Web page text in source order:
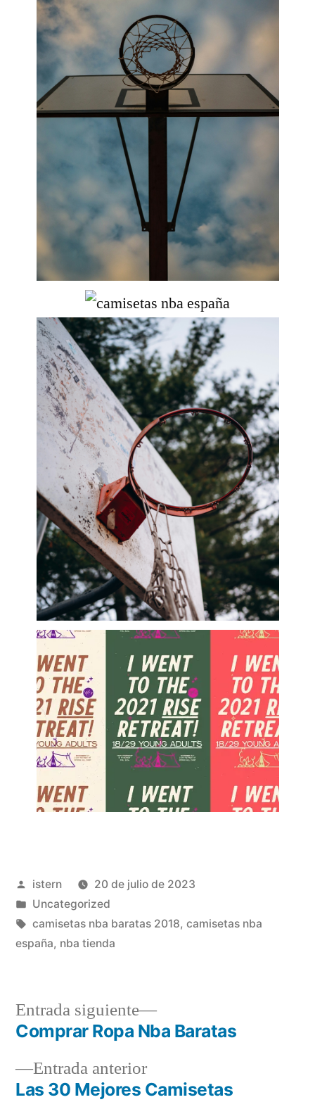
Publicado
por
istern
20 de julio de 2023
Publicado
en
Uncategorized
Etiquetas:
camisetas nba baratas 2018, camisetas nba
españa, nba tienda
Navegación
deEntrada anteriorEntrada
anterior:
Las 30 Mejores Camisetas
Entrada siguiente
Entrada
siguiente:
Comprar Ropa Nba Baratas